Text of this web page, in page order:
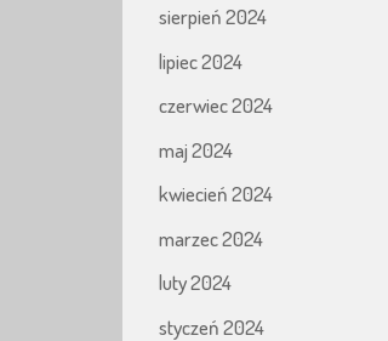
sierpień 2024
lipiec 2024
czerwiec 2024
maj 2024
kwiecień 2024
marzec 2024
luty 2024
styczeń 2024